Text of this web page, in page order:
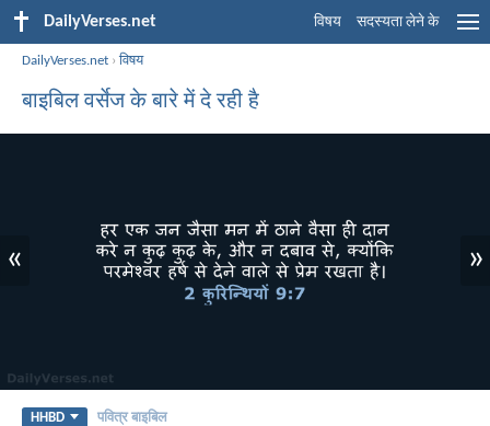
DailyVerses.net विषय सदस्यता लेने के
DailyVerses.net ›विषय
बाइबिल वर्सेज के बारे में दे रही है
« »
HHBD पवित्र बाइबिल